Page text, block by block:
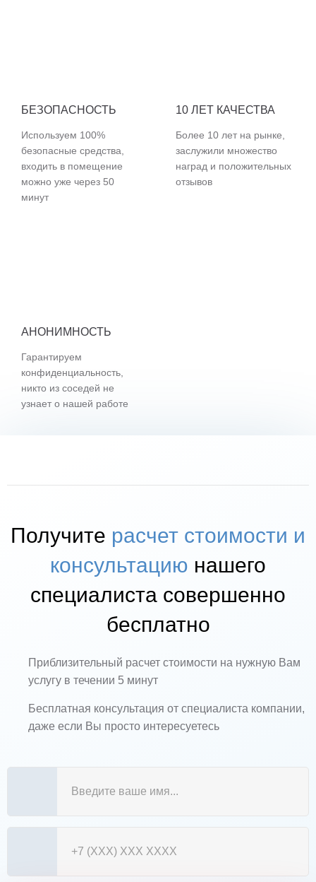
БЕЗОПАСНОСТЬ
Используем 100%
безопасные средства,
входить в помещение
можно уже через 50
минут
10 ЛЕТ КАЧЕСТВА
Более 10 лет на рынке,
заслужили множество
наград и положительных
отзывов
АНОНИМНОСТЬ
Гарантируем
конфиденциальность,
никто из соседей не
узнает о нашей работе
Получите расчет стоимости и
консультацию нашего
специалиста совершенно
бесплатно
Приблизительный расчет стоимости на нужную Вам
услугу в течении 5 минут
Бесплатная консультация от специалиста компании,
даже если Вы просто интересуетесь